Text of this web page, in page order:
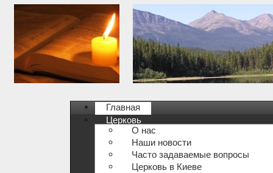
Главная
Церковь
О нас
Наши новости
Часто задаваемые вопросы
Церковь в Киеве